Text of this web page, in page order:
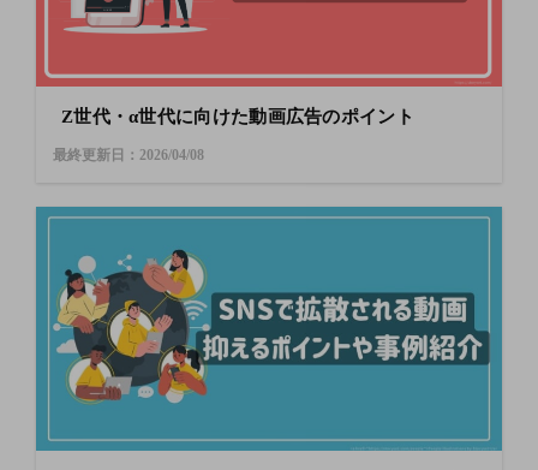
Z世代・α世代に向けた動画広告のポイント
最終更新日：2026/04/08